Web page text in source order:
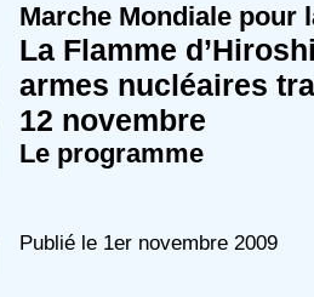
Marche Mondiale pour
La Flamme
armes nucléaires
12 novembre
Le programme
Publié le 1er novembre 2009